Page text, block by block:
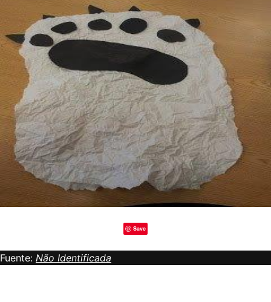
Save
Fuente: Não Identificada